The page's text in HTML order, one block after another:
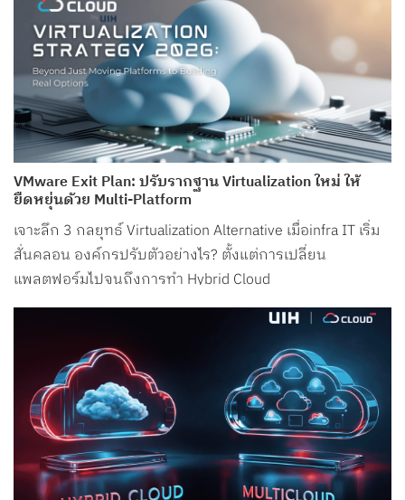
VMware Exit Plan: ปรับรากฐาน Virtualization ใหม่ ให้
ยืดหยุ่นด้วย Multi-Platform
เจาะลึก 3 กลยุทธ์ Virtualization Alternative เมื่อinfra IT เริ่ม
สั่นคลอน องค์กรปรับตัวอย่างไร? ตั้งแต่การเปลี่ยน
แพลตฟอร์มไปจนถึงการทำ Hybrid Cloud